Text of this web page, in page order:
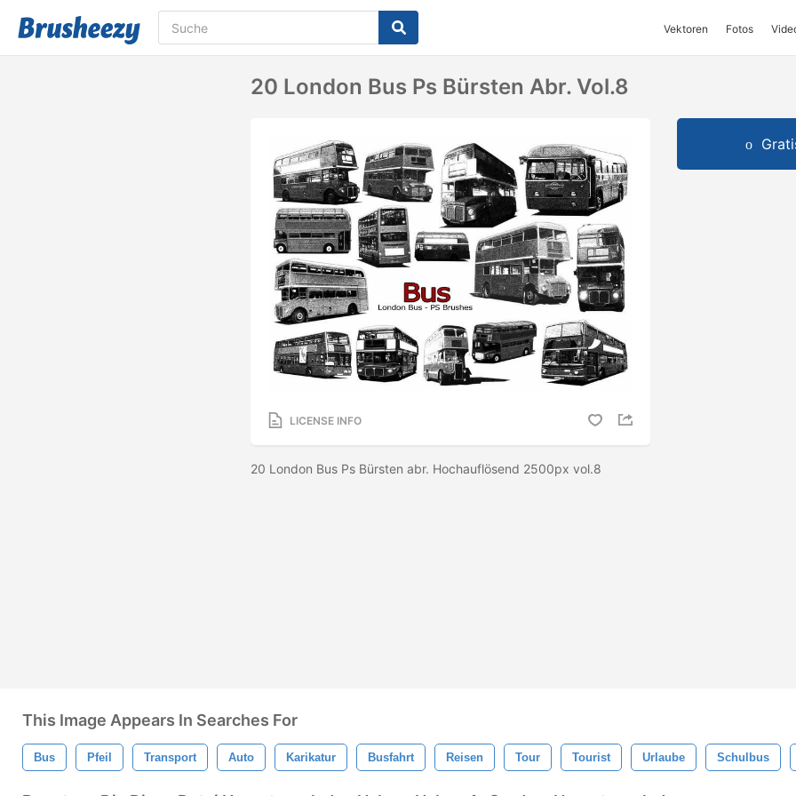
Vektoren Fotos
20 London Bus Ps Bürsten Abr. Vol.8
LICENSE INFO
20 London Bus Ps Bürsten abr. Hochauflösend 2500px vol.8
This Image Appears In Searches For
Bus Pfeil Transport Auto Karikatur Busfahrt Reisen Tour Tourist Urlaube Schulbus